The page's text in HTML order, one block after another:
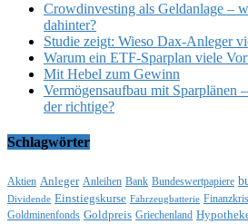
Crowdinvesting als Geldanlage –
dahinter?
Studie zeigt: Wieso Dax-Anleger
Warum ein ETF-Sparplan viele
Mit Hebel zum Gewinn
Vermögensaufbau mit Sparplänen
der richtige?
Schlagwörter
Aktien Anleger Anleihen Bank Bundeswertpapiere
Dividende Einstiegskurse Fahrzeugbatterie
Goldminenfonds Goldpreis Griechenland